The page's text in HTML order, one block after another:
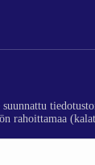
rahoittamaa